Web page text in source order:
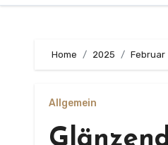
Home 2025 Februar
Allgemein